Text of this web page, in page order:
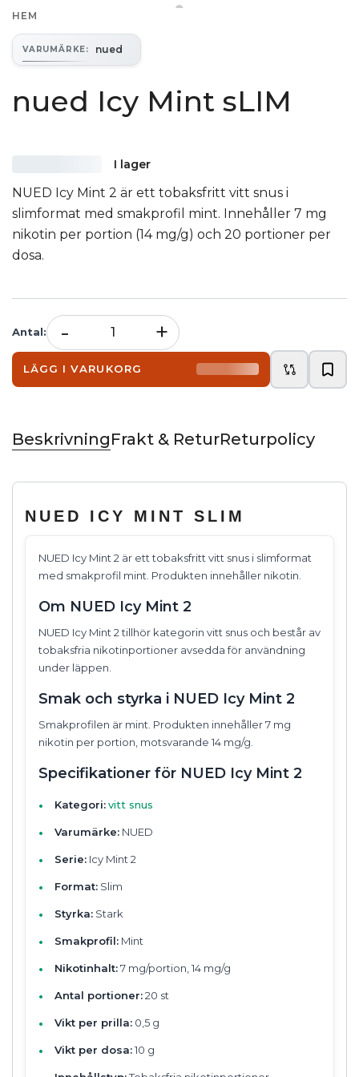
HEM
VARUMÄRKE: nued
nued Icy Mint sLIM
I lager
NUED Icy Mint 2 är ett tobaksfritt vitt snus i
slimformat med smakprofil mint. Innehåller 7 mg
nikotin per portion (14 mg/g) och 20 portioner per
dosa.
Antal: - +
LÄGG I VARUKORG
BeskrivningFrakt & ReturReturpolicy
NUED ICY MINT SLIM
NUED Icy Mint 2 är ett tobaksfritt vitt snus i slimformat
med smakprofil mint. Produkten innehåller nikotin.
Om NUED Icy Mint 2
NUED Icy Mint 2 tillhör kategorin vitt snus och består av
tobaksfria nikotinportioner avsedda för användning
under läppen.
Smak och styrka i NUED Icy Mint 2
Smakprofilen är mint. Produkten innehåller 7 mg
nikotin per portion, motsvarande 14 mg/g.
Specifikationer för NUED Icy Mint 2
Kategori:vitt snus
Varumärke: NUED
Serie: Icy Mint 2
Format: Slim
Styrka: Stark
Smakprofil: Mint
Nikotinhalt:7 mg/portion, 14 mg/g
Antal portioner:20 st
Vikt per prilla: 0,5 g
Vikt per dosa:10 g